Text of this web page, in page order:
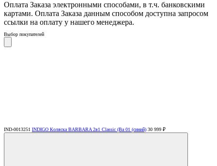
Оплата Заказа электронными способами, в т.ч. банковскими
картами. Оплата Заказа данным способом доступна запросом
ссылки на оплату у нашего менеджера.
Выбор покупателей
IND-0013251 INDIGO Коляска BARBARA 2в1 Classic (Ba 01 (синий) 30 999 ₽